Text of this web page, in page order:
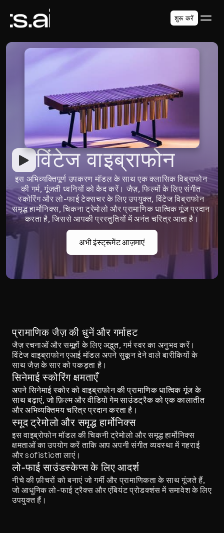
विंटेज वाइब्राफोन
इस अभिव्यक्तिपूर्ण उपकरण मॉडल के साथ एक क्लासिक विब्राफोन
की गर्म, गूंजती ध्वनियों को कैद करें। जैज़, फिल्मों के लिए संगीत
स्कोरिंग और लो-फाई टेक्सचर के लिए उपयुक्त, विंटेज विब्राफोन
समृद्ध हार्मोनिक्स, चिकना ट्रेमोलो और प्रामाणिक धात्विक गूंज प्रदान
करता है, जिससे आपकी प्रस्तुतियों में अनंत चरित्र आता है।
अभी इंस्ट्रूमेंट आज़माएं
प्रामाणिक जैज़ की धुनें और गर्माहट
जैज़ रचनाओं और समूहों के लिए अद्भुत, गर्म स्वर का अनुभव करें।
विंटेज वाइब्राफोन एआई मॉडल अपने सुकून देने वाले बारीकियों के
साथ जैज़ के सार को पकड़ता है।
सिनेमाई स्कोरिंग क्षमताएँ
अपने सिनेमाई स्कोर को वाइब्राफोन की प्रामाणिक धात्विक गूंज के
साथ बढ़ाएं, जो फ़िल्म और वीडियो गेम साउंडट्रैक को एक कालातीत
और अभिव्यक्तिमय चरित्र प्रदान करता है।
स्मूद ट्रेमोलो और समृद्ध हार्मोनिक्स
इस वाइब्रोफोन मॉडल की चिकनी ट्रेमोलो और समृद्ध हार्मोनिक्स
क्षमताओं का उपयोग करें ताकि आप अपनी संगीत व्यवस्था में गहराई
और sofisticता लाएं।
लो-फाई साउंडस्केप्स के लिए आदर्श
नीचे की फ़ीचरों को बनाएं जो गर्मी और प्रामाणिकता के साथ गूंजते हैं,
जो आधुनिक लो-फाई ट्रैक्स और एंबियंट प्रोडक्शंस में समावेश के लिए
उपयुक्त हैं।
शुरू करें